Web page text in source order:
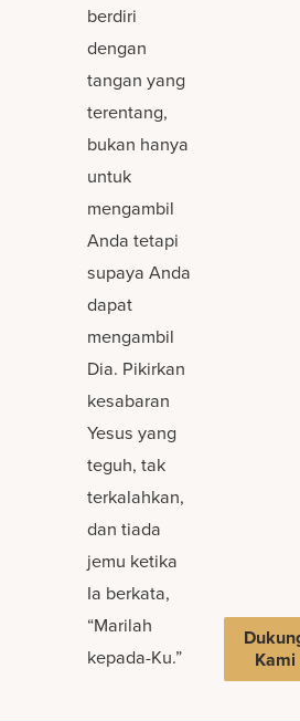
berdiri
dengan
tangan yang
terentang,
bukan hanya
untuk
mengambil
Anda tetapi
supaya Anda
dapat
mengambil
Dia. Pikirkan
kesabaran
Yesus yang
teguh, tak
terkalahkan,
dan tiada
jemu ketika
Ia berkata,
“Marilah
kepada-Ku.”
Kami